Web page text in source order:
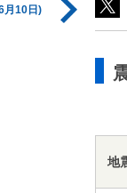
月10日)
地